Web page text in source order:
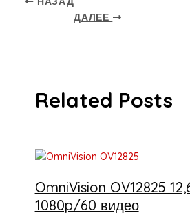
ДАЛЕЕ
Related Posts
OmniVision OV12825
1080p/60 видео